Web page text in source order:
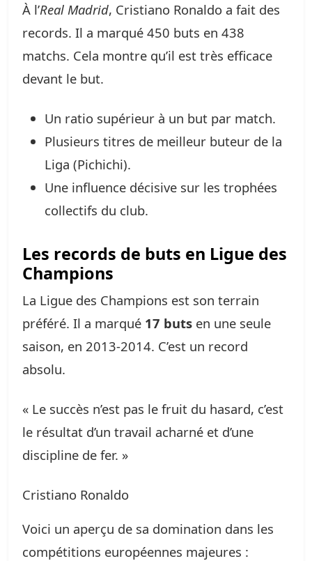
À l’Real Madrid, Cristiano Ronaldo a fait des
records. Il a marqué 450 buts en 438
matchs. Cela montre qu’il est très efficace
devant le but.
Un ratio supérieur à un but par match.
Plusieurs titres de meilleur buteur de la
Liga (Pichichi).
Une influence décisive sur les trophées
collectifs du club.
Les records de buts en Ligue des
Champions
La Ligue des Champions est son terrain
préféré. Il a marqué 17 buts en une seule
saison, en 2013-2014. C’est un record
absolu.
« Le succès n’est pas le fruit du hasard, c’est
le résultat d’un travail acharné et d’une
discipline de fer. »
Cristiano Ronaldo
Voici un aperçu de sa domination dans les
compétitions européennes majeures :